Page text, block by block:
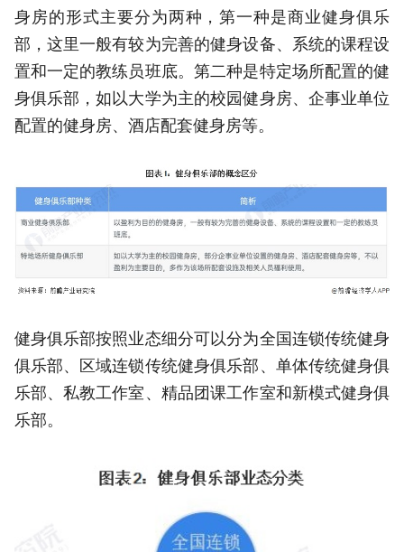
身房的形式主要分为两种，第一种是商业健身俱乐
部，这里一般有较为完善的健身设备、系统的课程设
置和一定的教练员班底。第二种是特定场所配置的健
身俱乐部，如以大学为主的校园健身房、企事业单位
配置的健身房、酒店配套健身房等。
健身俱乐部按照业态细分可以分为全国连锁传统健身
俱乐部、区域连锁传统健身俱乐部、单体传统健身俱
乐部、私教工作室、精品团课工作室和新模式健身俱
乐部。